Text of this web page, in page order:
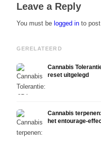
Leave a Reply
You must be logged into post
GERELATEERD
Cannabis
reset uitgelegd
Cannabis
het entourage-